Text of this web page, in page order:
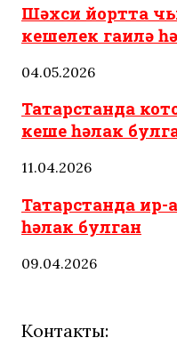
Шәхси йортта
кешелек гаилә
04.05.2026
Татарстанда
кеше һәлак
11.04.2026
Татарстанда
һәлак булган
09.04.2026
Контакты: